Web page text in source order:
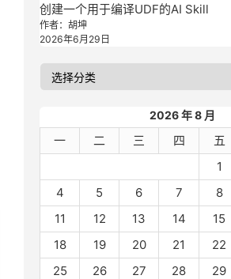
创建一个用于编译UDF的AI Skill
作者：胡坤
2026年6月29日
2026 年 8 月
一 二 三 四 五
1
4
5 6 7 8
11
12 13 14 15
18
19 20 21 22
25
26 27 28 29